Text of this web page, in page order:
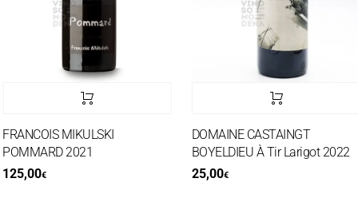
MIKULSKI
2021
€
DOMAINE CASTAINGT
BOYELDIEU À Tir Larigot 2022
25,00€